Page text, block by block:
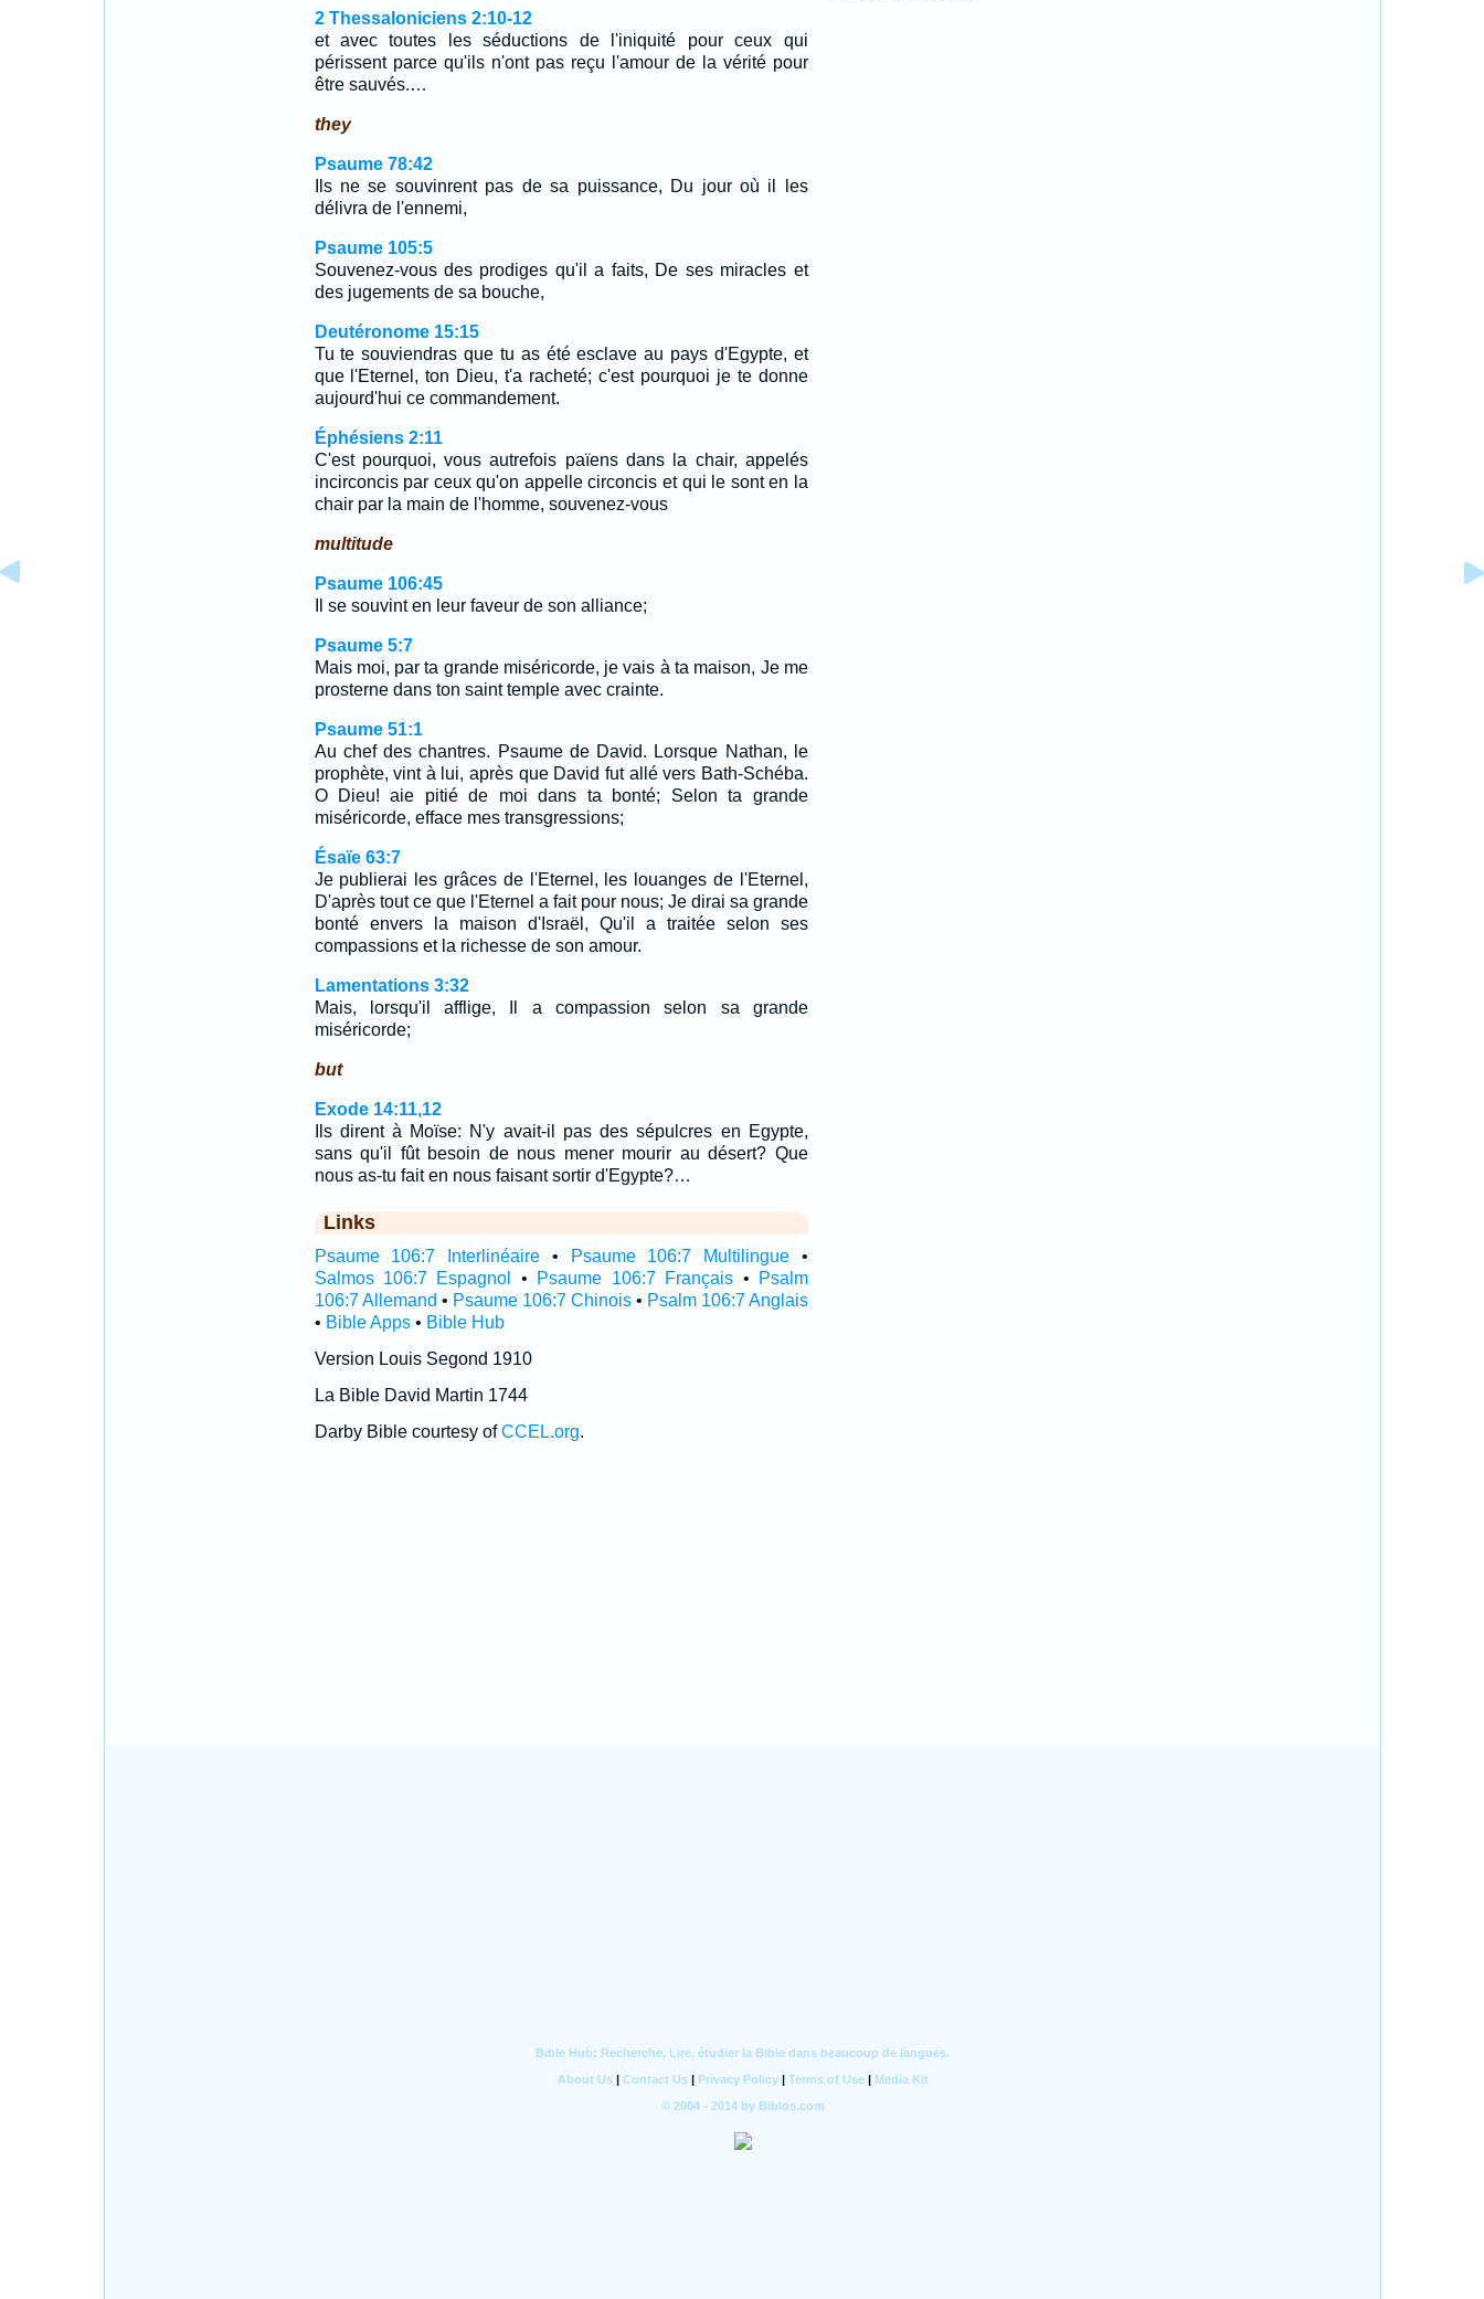
2 Thessaloniciens 2:10-12
et avec toutes les séductions de l'iniquité pour ceux qui
périssent parce qu'ils n'ont pas reçu l'amour de la vérité pour
être sauvés.…
they
Psaume 78:42
Ils ne se souvinrent pas de sa puissance, Du jour où il les
délivra de l'ennemi,
Psaume 105:5
Souvenez-vous des prodiges qu'il a faits, De ses miracles et
des jugements de sa bouche,
Deutéronome 15:15
Tu te souviendras que tu as été esclave au pays d'Egypte, et
que l'Eternel, ton Dieu, t'a racheté; c'est pourquoi je te donne
aujourd'hui ce commandement.
Éphésiens 2:11
C'est pourquoi, vous autrefois païens dans la chair, appelés
incirconcis par ceux qu'on appelle circoncis et qui le sont en la
chair par la main de l'homme, souvenez-vous
multitude
Psaume 106:45
Il se souvint en leur faveur de son alliance;
Psaume 5:7
Mais moi, par ta grande miséricorde, je vais à ta maison, Je me
prosterne dans ton saint temple avec crainte.
Psaume 51:1
Au chef des chantres. Psaume de David. Lorsque Nathan, le
prophète, vint à lui, après que David fut allé vers Bath-Schéba.
O Dieu! aie pitié de moi dans ta bonté; Selon ta grande
miséricorde, efface mes transgressions;
Ésaïe 63:7
Je publierai les grâces de l'Eternel, les louanges de l'Eternel,
D'après tout ce que l'Eternel a fait pour nous; Je dirai sa grande
bonté envers la maison d'Israël, Qu'il a traitée selon ses
compassions et la richesse de son amour.
Lamentations 3:32
Mais, lorsqu'il afflige, Il a compassion selon sa grande
miséricorde;
but
Exode 14:11,12
Ils dirent à Moïse: N'y avait-il pas des sépulcres en Egypte,
sans qu'il fût besoin de nous mener mourir au désert? Que
nous as-tu fait en nous faisant sortir d'Egypte?…
Links
Psaume 106:7 Interlinéaire • Psaume 106:7 Multilingue •
Salmos 106:7 Espagnol
• Psaume 106:7 Français •
Psalm
106:7 Allemand • Psaume 106:7 Chinois• Psalm 106:7 Anglais
• Bible Apps• Bible Hub
Version Louis Segond 1910
La Bible David Martin 1744
Darby Bible courtesy ofCCEL.org.